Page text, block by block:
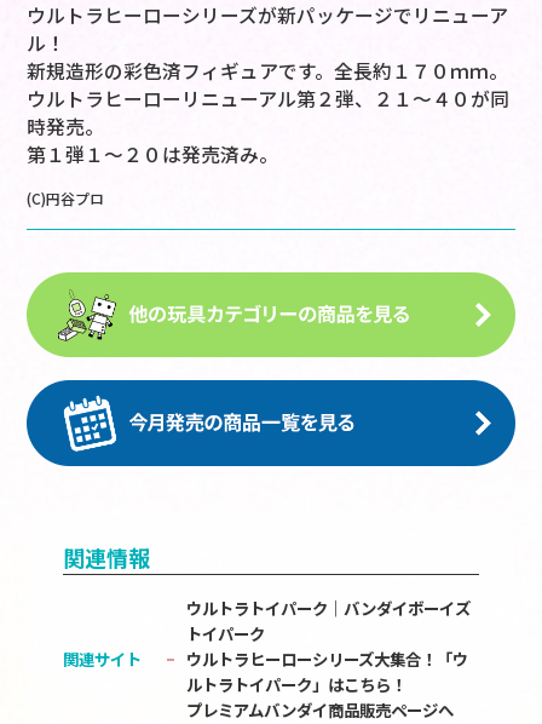
ウルトラヒーローシリーズが新パッケージでリニューア
ル！
新規造形の彩色済フィギュアです。全長約１７０ｍｍ。
ウルトラヒーローリニューアル第２弾、２１～４０が同
時発売。
第１弾１～２０は発売済み。
(C)円谷プロ
関連情報
関連サイト
ウルトラトイパーク｜バンダイボーイズ
トイパーク
ウルトラヒーローシリーズ大集合！「ウ
ルトラトイパーク」はこちら！
プレミアムバンダイ商品販売ページへ